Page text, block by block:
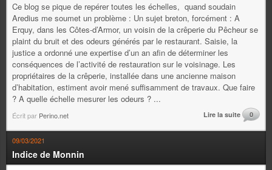
Ce blog se pique de repérer toutes les échelles, quand soudain
Aredius me soumet un problème : Un sujet breton, forcément : A
Erquy, dans les Côtes-d’Armor, un voisin de la crêperie du Pêcheur se
plaint du bruit et des odeurs générés par le restaurant. Saisie, la
justice a ordonné une expertise d’un an afin de déterminer les
conséquences de l’activité de restauration sur le voisinage. Les
propriétaires de la crêperie, installée dans une ancienne maison
d’habitation, estiment avoir mené suffisamment de travaux. Que faire
? A quelle échelle mesurer les odeurs ? ...
Écrit par Perino.net Lire la suite 0
09/03/2021
Indice de Monnin